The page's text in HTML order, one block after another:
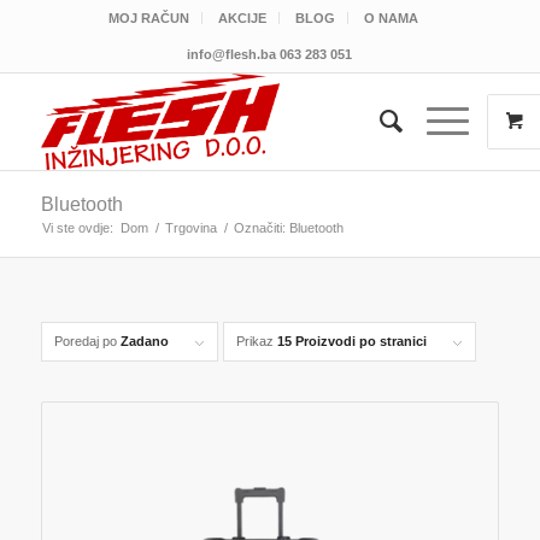
MOJ RAČUN AKCIJE BLOG O NAMA
info@flesh.ba 063 283 051
Bluetooth
Vi ste ovdje: Dom / Trgovina / Označiti: Bluetooth
Poredaj po Zadano Prikaz 15 Proizvodi po stranici